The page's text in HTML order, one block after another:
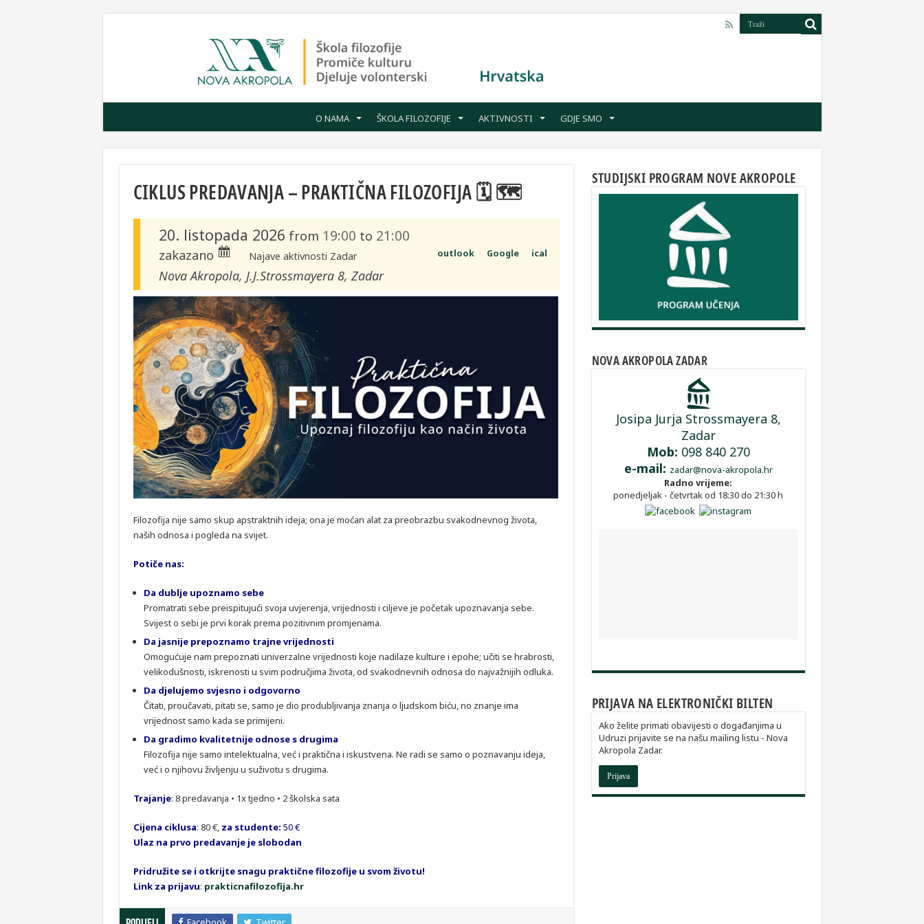
O NAMA ŠKOLA FILOZOFIJE AKTIVNOSTI GDJE SMO
CIKLUS PREDAVANJA – PRAKTIČNA FILOZOFIJA 🗓 🗺
20. listopada 2026 from 19:00 to 21:00
zakazano ical
Google
outlook
Najave aktivnosti Zadar
Nova Akropola, J.J.Strossmayera 8, Zadar
Filozofija nije samo skup apstraktnih ideja; ona je moćan alat za preobrazbu svakodnevnog života,
naših odnosa i pogleda na svijet.
Potiče nas:
Da dublje upoznamo sebe
Promatrati sebe preispitujući svoja uvjerenja, vrijednosti i ciljeve je početak upoznavanja sebe.
Svijest o sebi je prvi korak prema pozitivnim promjenama.
Da jasnije prepoznamo trajne vrijednosti
Omogućuje nam prepoznati univerzalne vrijednosti koje nadilaze kulture i epohe; učiti se hrabrosti,
velikodušnosti, iskrenosti u svim područjima života, od svakodnevnih odnosa do najvažnijih odluka.
Da djelujemo svjesno i odgovorno
Čitati, proučavati, pitati se, samo je dio produbljivanja znanja o ljudskom biću, no znanje ima
vrijednost samo kada se primijeni.
Da gradimo kvalitetnije odnose s drugima
Filozofija nije samo intelektualna, već i praktična i iskustvena. Ne radi se samo o poznavanju ideja,
već i o njihovu življenju u suživotu s drugima.
Trajanje: 8 predavanja • 1x tjedno • 2 školska sata
Cijena ciklusa: 80 €, za studente: 50 €
Ulaz na prvo predavanje je slobodan
Pridružite se i otkrijte snagu praktične filozofije u svom životu!
Link za prijavu: prakticnafilozofija.hr
STUDIJSKI PROGRAM NOVE AKROPOLE
NOVA AKROPOLA ZADAR
Josipa Jurja Strossmayera 8,
Zadar
Mob: 098 840 270
e-mail: zadar@nova-akropola.hr
Radno vrijeme:
ponedjeljak - četvrtak od 18:30 do 21:30 h
PRIJAVA NA ELEKTRONIČKI BILTEN
Ako želite primati obavijesti o događanjima u
Udruzi prijavite se na našu mailing listu - Nova
Akropola Zadar.
Prijava